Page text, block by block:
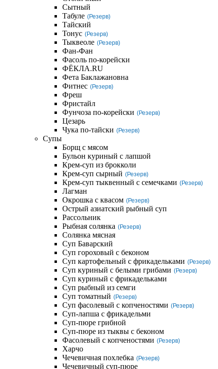
Сытный
Табуле (Резерв)
Тайский
Тонус (Резерв)
Тыквеоле (Резерв)
Фан-Фан
Фасоль по-корейски
ФЁКЛА.RU
Фета Баклажановна
Фитнес (Резерв)
Фреш
Фристайл
Фунчоза по-корейски (Резерв)
Цезарь
Чука по-тайски (Резерв)
Супы
Борщ с мясом
Бульон куриный с лапшой
Крем-суп из брокколи
Крем-суп сырный (Резерв)
Крем-суп тыквенный с семечками (Резерв)
Лагман
Окрошка с квасом (Резерв)
Острый азиатский рыбный суп
Рассольник
Рыбная солянка (Резерв)
Солянка мясная
Суп Баварский
Суп гороховый с беконом
Суп картофельный с фрикадельками (Резерв)
Суп куриный с белыми грибами (Резерв)
Суп куриный с фрикадельками
Суп рыбный из семги
Суп томатный (Резерв)
Суп фасолевый с копченостями (Резерв)
Суп-лапша с фрикадельми
Суп-пюре грибной
Суп-пюре из тыквы с беконом
Фасолевый с копченостями (Резерв)
Харчо
Чечевичная похлебка (Резерв)
Чечевичный суп-пюре